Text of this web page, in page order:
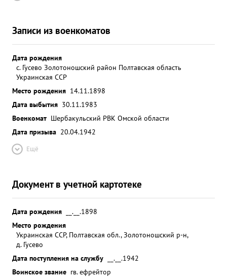
Записи из военкоматов
Дата рождения
с. Гусево Золотоношский район Полтавская область
Украинская ССР
Место рождения 14.11.1898
Дата выбытия 30.11.1983
Военкомат Шербакульский РВК Омской области
Дата призыва 20.04.1942
Ещё
Документ в учетной картотеке
Дата рождения
__.__.1898
Место рождения
Украинская ССР, Полтавская обл., Золотоношский р-н,
д. Гусево
Дата поступления на службу
__.__.1942
Воинское звание гв. ефрейтор